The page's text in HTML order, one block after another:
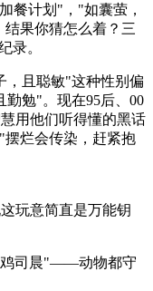
餐计划"，"如囊萤，
果你猜怎么着？三
录。
，且聪敏"这种性别偏
勤勉"。现在95后、00
用他们听得懂的黑话
烂会传染，赶紧抱
玩意简直是万能钥
鸡司晨"——动物都守